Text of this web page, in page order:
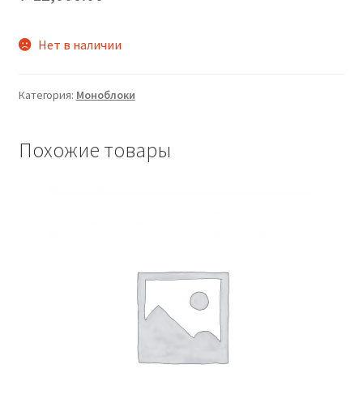
Нет в наличии
Категория: Моноблоки
Похожие товары